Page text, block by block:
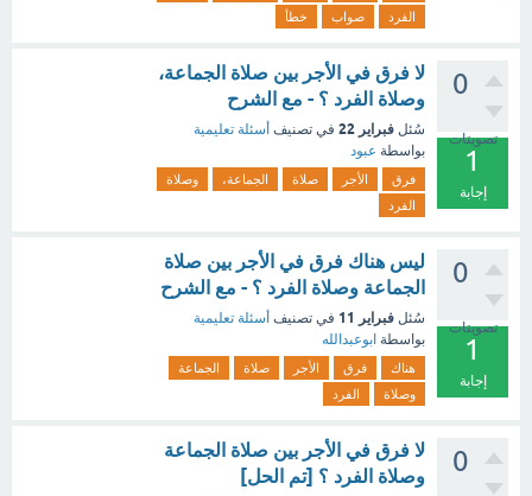
الفرد
صواب خطأ
0
تصويتات
1
إجابة
لا فرق في الأجر بين صلاة الجماعة،
وصلاة الفرد ؟ - مع الشرح
سُئل فبراير 22 في تصنيف أسئلة تعليمية
بواسطة عبود
فرق الأجر صلاة الجماعة،
وصلاة
الفرد
0
تصويتات
1
إجابة
ليس هناك فرق في الأجر بين صلاة
الجماعة وصلاة الفرد ؟ - مع الشرح
سُئل فبراير 11 في تصنيف أسئلة تعليمية
بواسطة ابوعبدالله
هناك فرق الأجر صلاة
الجماعة
وصلاة
الفرد
0
لا فرق في الأجر بين صلاة الجماعة
وصلاة الفرد ؟ [تم الحل]